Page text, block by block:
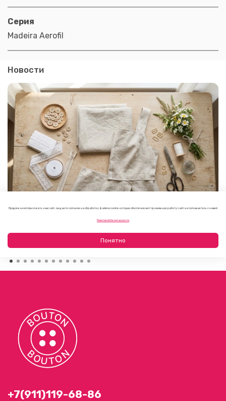
Серия
Madeira Aerofil
Новости
+7(911)119-68-86
Продолжая использовать наш сайт, вы даете согласие на обработку файлов cookie, которые обеспечивают правильную работу сайта и соглашаетесь с нашей
Политикой безопасности
Понятно